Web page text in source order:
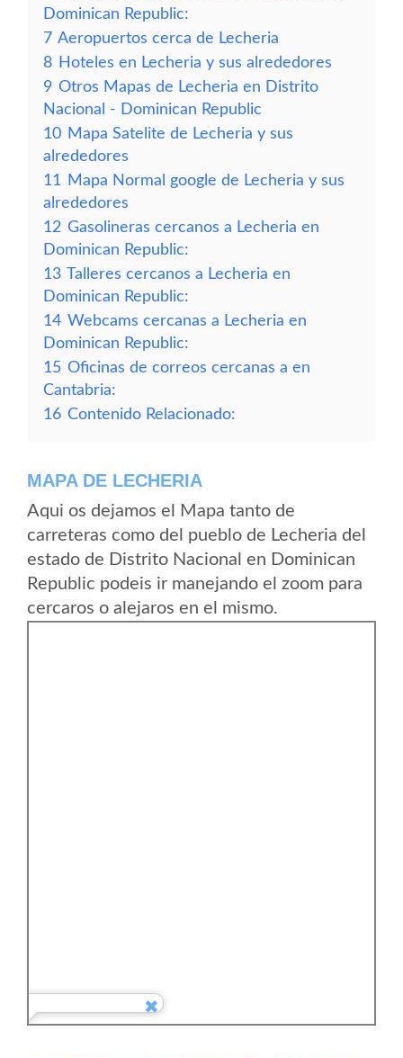
Dominican Republic:
7 Aeropuertos cerca de Lecheria
8 Hoteles en Lecheria y sus alrededores
9 Otros Mapas de Lecheria en Distrito
Nacional - Dominican Republic
10 Mapa Satelite de Lecheria y sus
alrededores
11
Mapa Normal google de Lecheria y sus
alrededores
12 Gasolineras cercanos a Lecheria en
Dominican Republic:
13 Talleres cercanos a Lecheria en
Dominican Republic:
14 Webcams cercanas a Lecheria en
Dominican Republic:
15 Oficinas de correos cercanas a en
Cantabria:
16 Contenido Relacionado:
MAPA DE LECHERIA
Aqui os dejamos el Mapa tanto de
carreteras como del pueblo de Lecheria del
estado de Distrito Nacional en Dominican
Republic podeis ir manejando el zoom para
cercaros o alejaros en el mismo.